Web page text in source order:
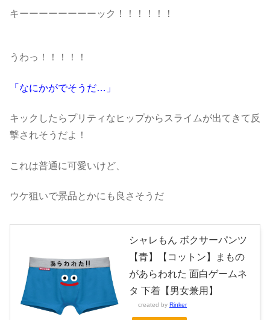
キーーーーーーーーック！！！！！！
うわっ！！！！！
「なにかがでそうだ…」
キックしたらプリティなヒップからスライムが出てきて反
撃されそうだよ！
これは普通に可愛いけど、
ウケ狙いで景品とかにも良さそうだ
シャレもん ボクサーパンツ
【青】【コットン】まもの
があらわれた 面白ゲームネ
タ 下着【男女兼用】
created by Rinker